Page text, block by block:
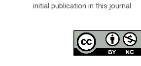
initial publication in this journal.